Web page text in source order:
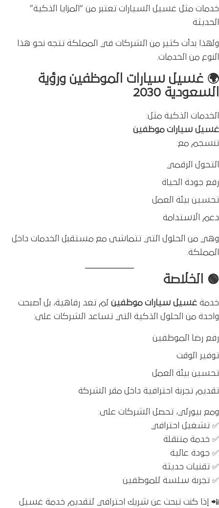
خدمات مثل غسيل السيارات تعتبر من “المزايا الذكية”
الحديثة
ولهذا بدأت كثير من الشركات في المملكة تتجه نحو هذا
النوع من الخدمات.
🌍 غسيل سيارات الموظفين ورؤية
السعودية 2030
الخدمات الذكية مثل:
غسيل سيارات موظفين
تنسجم مع:
التحول الرقمي
رفع جودة الحياة
تحسين بيئة العمل
دعم الاستدامة
وهي من الحلول التي تتماشى مع مستقبل الخدمات داخل
المملكة.
🟢 الخلاصة
خدمة غسيل سيارات موظفين لم تعد رفاهية، بل أصبحت
واحدة من الحلول الذكية التي تساعد الشركات على:
رفع رضا الموظفين
توفير الوقت
تحسين بيئة العمل
تقديم تجربة احترافية داخل مقر الشركة
ومع بيورلي، تحصل الشركات على:
✅ تشغيل احترافي
✅ خدمة متنقلة
✅ جودة عالية
✅ تقنيات حديثة
✅ تجربة سلسة للموظفين
📲 إذا كنت تبحث عن شريك احترافي لتقديم خدمة غسيل